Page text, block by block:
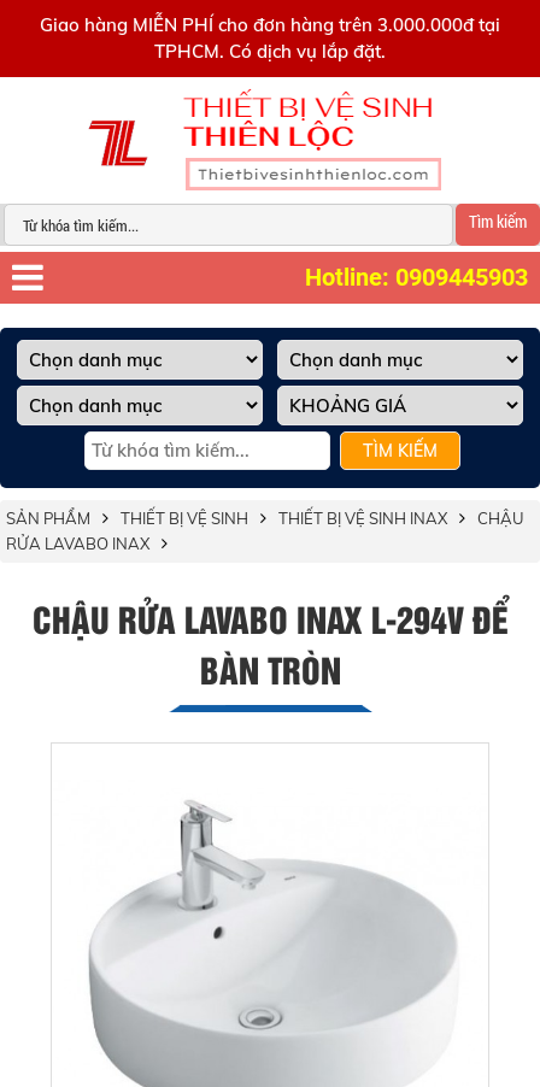
Giao hàng MIỄN PHÍ cho đơn hàng trên 3.000.000đ tại
TPHCM. Có dịch vụ lắp đặt.
Tìm kiếm
Hotline: 0909445903
TÌM KIẾM
SẢN PHẨM THIẾT BỊ VỆ SINH THIẾT BỊ VỆ SINH INAX
CHẬU
RỬA LAVABO INAX
CHẬU RỬA LAVABO INAX L-294V ĐỂ
BÀN TRÒN
0909445903